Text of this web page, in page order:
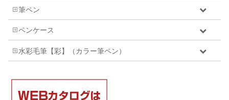
筆ペン
ペンケース
水彩毛筆【彩】（カラー筆ペン）